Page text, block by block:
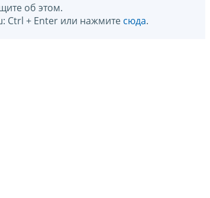
об этом.
Ctrl + Enter или нажмите сюда.